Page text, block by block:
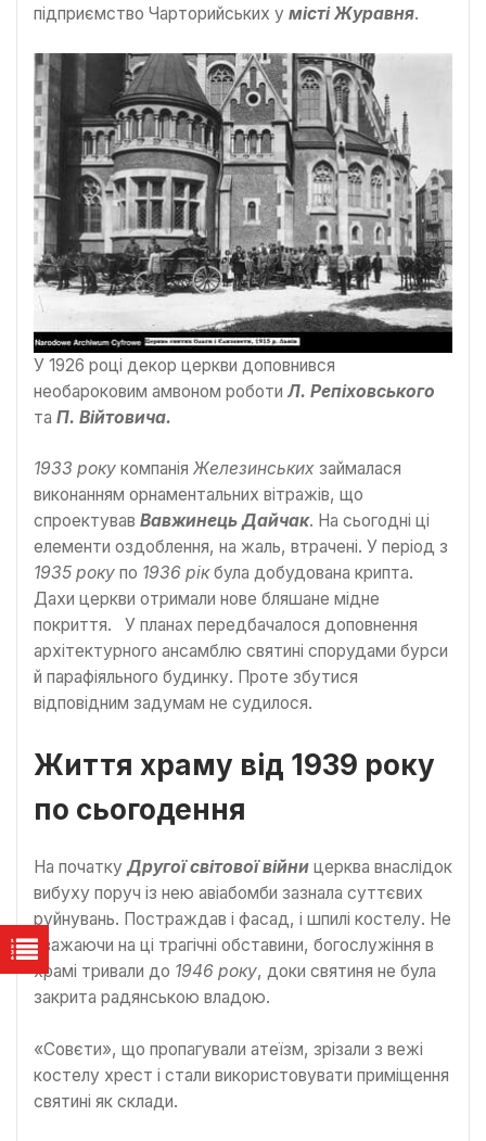
підприємство Чарторийських у місті Журавня.
У 1926 році декор церкви доповнився
необароковим амвоном роботи Л. Репіховського
та П. Війтовича.
1933 року компанія Железинських займалася
виконанням орнаментальних вітражів, що
спроектував Вавжинець Дайчак. На сьогодні ці
елементи оздоблення, на жаль, втрачені. У період з
1935 року по 1936 рікбула добудована крипта.
Дахи церкви отримали нове бляшане мідне
покриття. У планах передбачалося доповнення
архітектурного ансамблю святині спорудами бурси
й парафіяльного будинку. Проте збутися
відповідним задумам не судилося.
Життя храму від 1939 року
по сьогодення
На початку Другої світової війни церква внаслідок
вибуху поруч із нею авіабомби зазнала суттєвих
руйнувань. Постраждав і фасад, і шпилі костелу. Не
зважаючи на ці трагічні обставини, богослужіння в
храмі тривали до 1946 року, доки святиня не була
закрита радянською владою.
«Совєти», що пропагували атеїзм, зрізали з вежі
костелу хрест і стали використовувати приміщення
святині як склади.